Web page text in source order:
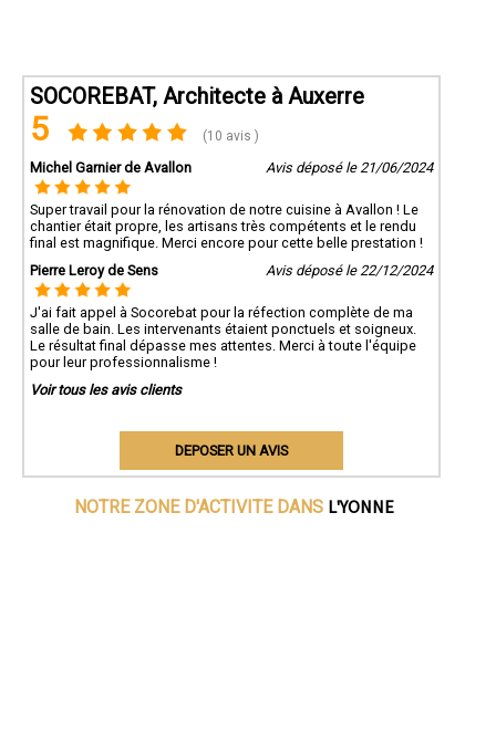
SOCOREBAT, Architecte à Auxerre
5 (10 avis )
Michel Garnier de Avallon Avis déposé le 21/06/2024
Super travail pour la rénovation de notre cuisine à Avallon ! Le
chantier était propre, les artisans très compétents et le rendu
final est magnifique. Merci encore pour cette belle prestation !
Pierre Leroy de Sens
Avis déposé le 22/12/2024
J'ai fait appel à Socorebat pour la réfection complète de ma
salle de bain. Les intervenants étaient ponctuels et soigneux.
Le résultat final dépasse mes attentes. Merci à toute l'équipe
pour leur professionnalisme !
Voir tous les avis clients
DEPOSER UN AVIS
NOTRE ZONE D'ACTIVITE DANS L'YONNE